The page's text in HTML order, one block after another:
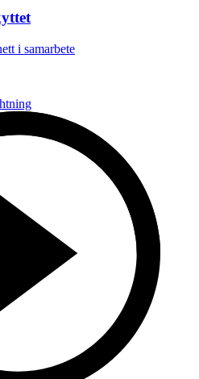
i samarbete